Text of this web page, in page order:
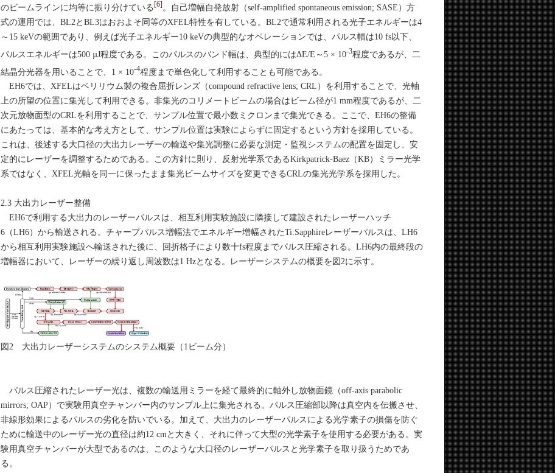
のビームラインに均等に振り分けている [6] 。自己増幅自発放射（self-amplified spontaneous emission; SASE）方
式の運用では、BL2とBL3はおおよそ同等のXFEL特性を有している。BL2で通常利用される光子エネルギーは4
～15 keVの範囲であり、例えば光子エネルギー10 keVの典型的なオペレーションでは、パルス幅は10 fs以下、
パルスエネルギーは500 µJ程度である。このパルスのバンド幅は、典型的にはΔE/E～5 × 10-3程度であるが、二
結晶分光器を用いることで、1 × 10-4程度まで単色化して利用することも可能である。
EH6では、XFELはベリリウム製の複合屈折レンズ（compound refractive lens; CRL）を利用することで、光軸
上の所望の位置に集光して利用できる。非集光のコリメートビームの場合はビーム径が1 mm程度であるが、二
次元放物面型のCRLを利用することで、サンプル位置で最小数ミクロンまで集光できる。ここで、EH6の整備
にあたっては、基本的な考え方として、サンプル位置は実験によらずに固定するという方針を採用している。
これは、後述する大口径の大出力レーザーの輸送や集光調整に必要な測定・監視システムの配置を固定し、安
定的にレーザーを調整するためである。この方針に則り、反射光学系であるKirkpatrick-Baez（KB）ミラー光学
系ではなく、XFEL光軸を同一に保ったまま集光ビームサイズを変更できるCRLの集光光学系を採用した。
2.3 大出力レーザー整備
EH6で利用する大出力のレーザーパルスは、相互利用実験施設に隣接して建設されたレーザーハッチ
6（LH6）から輸送される。チャープパルス増幅法でエネルギー増幅されたTi:Sapphireレーザーパルスは、LH6
から相互利用実験施設へ輸送された後に、回折格子により数十fs程度までパルス圧縮される。LH6内の最終段の
増幅器において、レーザーの繰り返し周波数は1 Hzとなる。レーザーシステムの概要を図2に示す。
図2 大出力レーザーシステムのシステム概要（1ビーム分）
パルス圧縮されたレーザー光は、複数の輸送用ミラーを経て最終的に軸外し放物面鏡（off-axis parabolic
mirrors; OAP）で実験用真空チャンバー内のサンプル上に集光される。パルス圧縮部以降は真空内を伝搬させ、
非線形効果によるパルスの劣化を防いでいる。加えて、大出力のレーザーパルスによる光学素子の損傷を防ぐ
ために輸送中のレーザー光の直径は約12 cmと大きく、それに伴って大型の光学素子を使用する必要がある。実
験用真空チャンバーが大型であるのは、このような大口径のレーザーパルスと光学素子を取り扱うためであ
る。